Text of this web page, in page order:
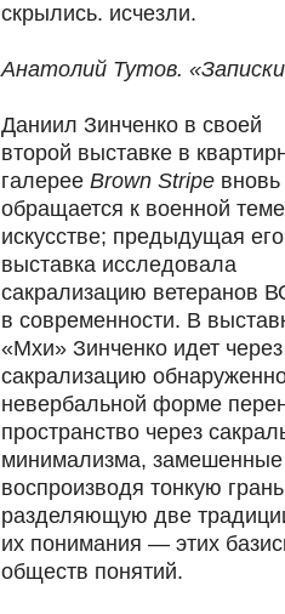
скрылись. исчезли.
Анатолий Тутов.
Даниил Зинченко в своей
второй выставке в
галерее Brown Stripe вновь
обращается к военной
искусстве; предыдущая его
выставка исследовала
сакрализацию ветеранов
в современности. В
«Мхи» Зинченко идет через
сакрализацию
невербальной форме
пространство через
минимализма, замешенные
воспроизводя тонкую
разделяющую две
их понимания — этих
обществ понятий.